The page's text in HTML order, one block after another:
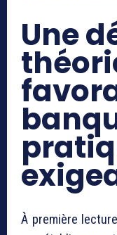
Une
À première